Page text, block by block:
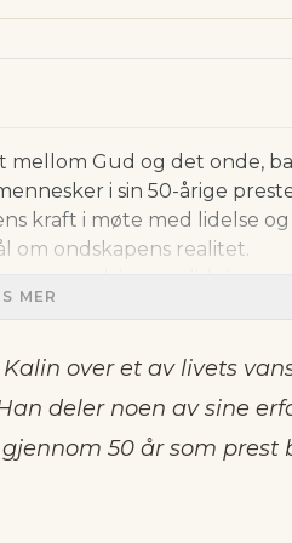
Gud og det onde,
i sin 50-årige
kraft i møte med lidelse
om ondskapens realitet.
og god, til tross for
i kristen tro.
på lidelse og ondskap, og
personlige erfaringer
og hvordan disse
og Guds nærvær i
MER
over et av livets
deler noen av sine
50 år som prest